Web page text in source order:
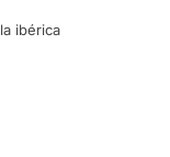
ibérica